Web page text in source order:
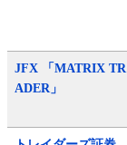
JFX 「MATRIX TR
ADER」